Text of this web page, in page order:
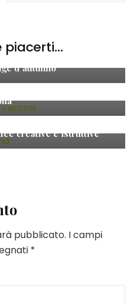
piacerti...
d’autunno
,Viaggi
creative e istruttive
pubblicato. I campi
*